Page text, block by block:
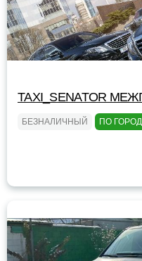
TAXI_SENATOR
БЕЗНАЛИЧНЫЙ ПО